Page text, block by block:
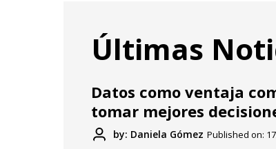
Últimas
Datos como ventaja
tomar mejores
by: Daniela Gómez Published on: